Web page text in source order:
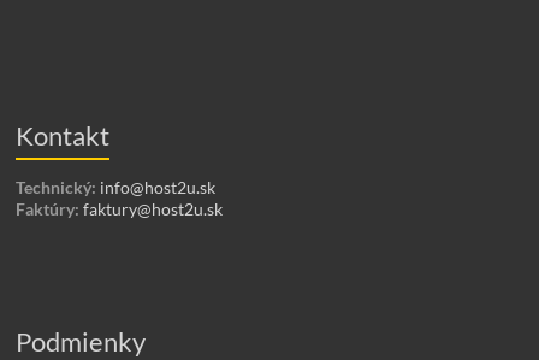
Kontakt
Technický: info@host2u.sk
Faktúry: faktury@host2u.sk
Podmienky